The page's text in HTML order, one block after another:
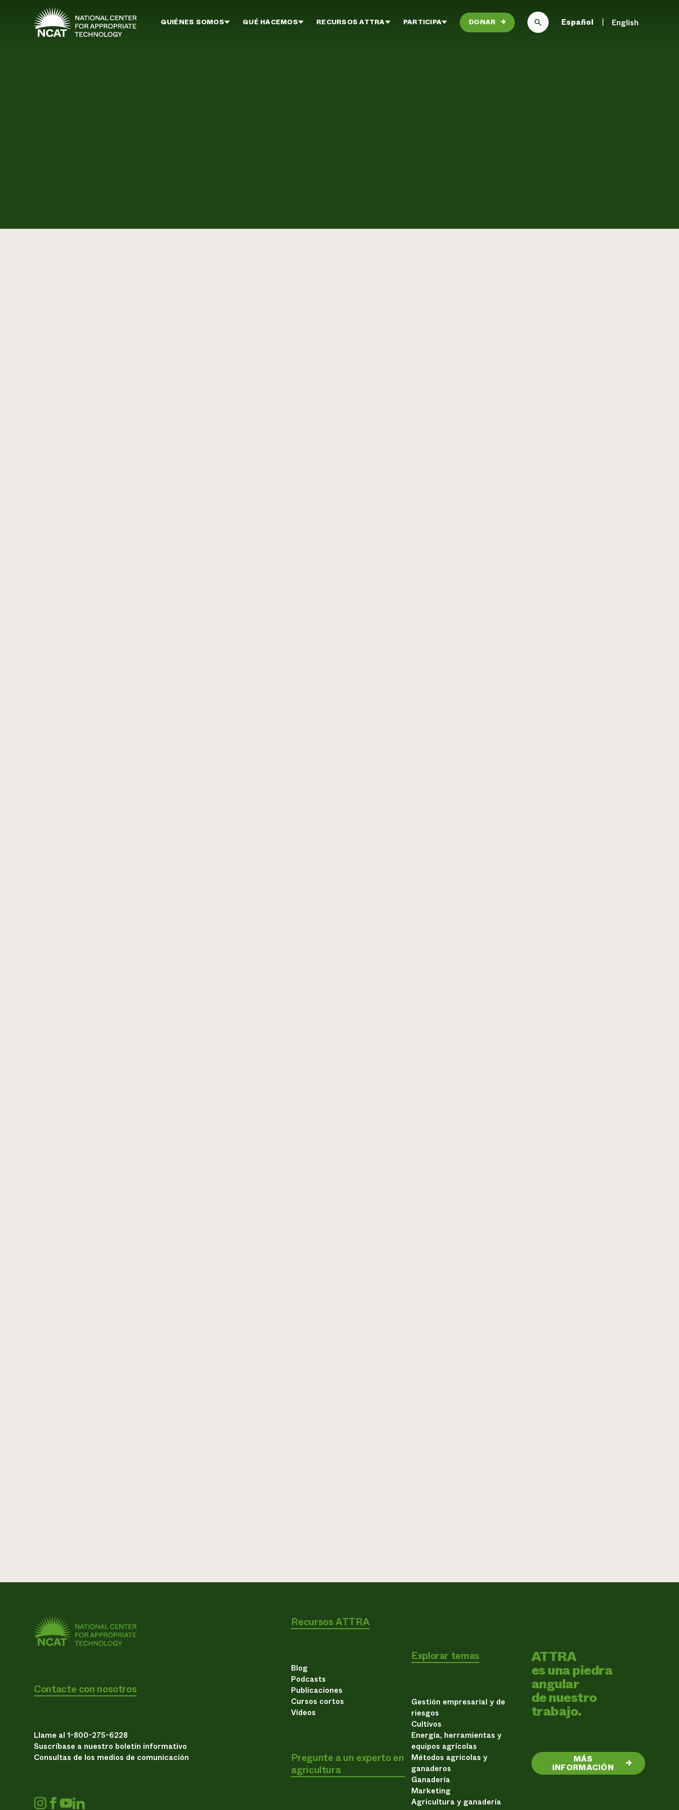
Ir al contenido principal
QUIÉNES SOMOS QUÉ HACEMOS RECURSOS ATTRA PARTICIPA DONAR → Español English
Contacte con nosotros
Llame al 1-800-275-6228
Suscríbase a nuestro boletín informativo
Consultas de los medios de comunicación
Recursos ATTRA
Blog
Podcasts
Publicaciones
Cursos cortos
Vídeos
Pregunte a un experto en
agricultura
Explorar temas
Gestión empresarial y de
riesgos
Cultivos
Energía, herramientas y
equipos agrícolas
Métodos agrícolas y
ganaderos
Ganadería
Marketing
Agricultura y ganadería
ATTRA
es una piedra
angular
de nuestro
trabajo.
MÁS
INFORMACIÓN →